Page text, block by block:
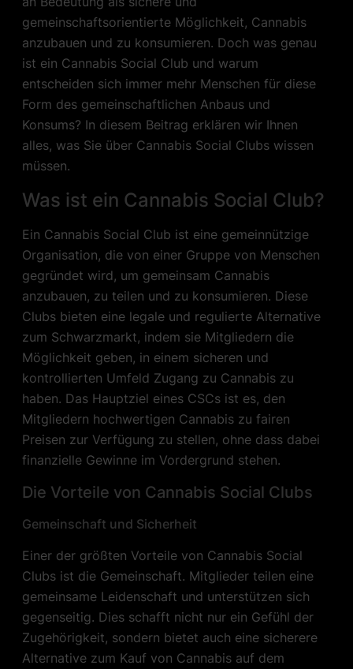
gemeinschaftsorientierte Möglichkeit, Cannabis
anzubauen und zu konsumieren. Doch was genau
ist ein Cannabis Social Club und warum
entscheiden sich immer mehr Menschen für diese
Form des gemeinschaftlichen Anbaus und
Konsums? In diesem Beitrag erklären wir Ihnen
alles, was Sie über Cannabis Social Clubs wissen
müssen.
Was ist ein Cannabis Social Club?
Ein Cannabis Social Club ist eine gemeinnützige
Organisation, die von einer Gruppe von Menschen
gegründet wird, um gemeinsam Cannabis
anzubauen, zu teilen und zu konsumieren. Diese
Clubs bieten eine legale und regulierte Alternative
zum Schwarzmarkt, indem sie Mitgliedern die
Möglichkeit geben, in einem sicheren und
kontrollierten Umfeld Zugang zu Cannabis zu
haben. Das Hauptziel eines CSCs ist es, den
Mitgliedern hochwertigen Cannabis zu fairen
Preisen zur Verfügung zu stellen, ohne dass dabei
finanzielle Gewinne im Vordergrund stehen.
Die Vorteile von Cannabis Social Clubs
Gemeinschaft und Sicherheit
Einer der größten Vorteile von Cannabis Social
Clubs ist die Gemeinschaft. Mitglieder teilen eine
gemeinsame Leidenschaft und unterstützen sich
gegenseitig. Dies schafft nicht nur ein Gefühl der
Zugehörigkeit, sondern bietet auch eine sicherere
Alternative zum Kauf von Cannabis auf dem